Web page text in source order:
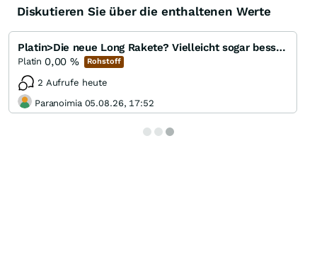
Diskutieren Sie über die enthaltenen Werte
Platin>Die neue Long Rakete? Vielleicht sogar besser als Gold?
Platin 0,00 % Rohstoff
2 Aufrufe heute
Paranoimia 05.08.26, 17:52